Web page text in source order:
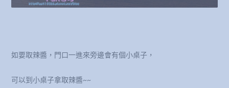
如要取辣醬，門口一進來旁邊會有個小桌子，
可以到小桌子拿取辣醬~~